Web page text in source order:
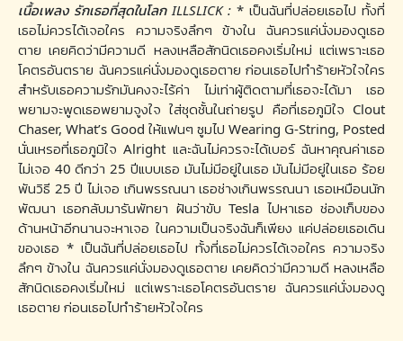
เนื้อเพลง รักเธอที่สุดในโลก ILLSLICK : * เป็นฉันที่ปล่อยเธอไป ทั้งที่
เธอไม่ควรได้เจอใคร ความจริงลึกๆ ข้างใน ฉันควรแค่นั่งมองดูเธอ
ตาย เคยคิดว่ามีความดี หลงเหลือสักนิดเธอคงเริ่มใหม่ แต่เพราะเธอ
โคตรอันตราย ฉันควรแค่นั่งมองดูเธอตาย ก่อนเธอไปทำร้ายหัวใจใคร
สำหรับเธอความรักมันคงจะไร้ค่า ไม่เท่าผู้ติดตามที่เธอจะได้มา เธอ
พยามจะพูดเธอพยามจูงใจ ใส่ชุดชั้นในถ่ายรูป คือที่เธอภูมิใจ Clout
Chaser, What’s Good ให้แฟนๆ ซูมไป Wearing G-String, Posted
นั่นเหรอที่เธอภูมิใจ Alright และฉันไม่ควรจะได้เบอร์ ฉันหาคุณค่าเธอ
ไม่เจอ 40 ดีกว่า 25 ปีแบบเธอ มันไม่มีอยู่ในเธอ มันไม่มีอยู่ในเธอ ร้อย
พันวิธี 25 ปี ไม่เจอ เกินพรรณนา เธอช่างเกินพรรณนา เธอเหมือนนัก
พัฒนา เธอกลับมารันพัทยา ฝันว่าขับ Tesla ไปหาเธอ ช่องเก็บของ
ด้านหน้าอีกนานจะหาเจอ ในความเป็นจริงฉันก็เพียง แค่ปล่อยเธอเดิน
ของเธอ * เป็นฉันที่ปล่อยเธอไป ทั้งที่เธอไม่ควรได้เจอใคร ความจริง
ลึกๆ ข้างใน ฉันควรแค่นั่งมองดูเธอตาย เคยคิดว่ามีความดี หลงเหลือ
สักนิดเธอคงเริ่มใหม่ แต่เพราะเธอโคตรอันตราย ฉันควรแค่นั่งมองดู
เธอตาย ก่อนเธอไปทำร้ายหัวใจใคร